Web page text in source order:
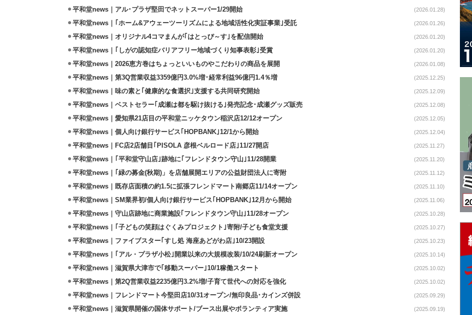
平和堂news｜アル･プラザ堅田でネットスーパー1/29開始 (2026.01.28)
平和堂news｜｢ホーム&アウェーツーリズムによる地域活性化実証事業｣受託 (2026.01.26)
平和堂news｜オリジナル4コマまんが｢はとっぴ～す｣を配信開始 (2026.01.20)
平和堂news｜｢しがの認知症バリアフリー地域づくり知事表彰｣受賞 (2026.01.20)
平和堂news｜2026恵方巻はちょっといいものやこだわりの商品を展開 (2026.01.08)
平和堂news｜第3Q営業収益3359億円3.0%増･経常利益96億円1.4％増 (2025.12.25)
平和堂news｜味の素と｢健康的な食選択｣支援する共同研究開始 (2025.12.09)
平和堂news｜ベストセラー｢成瀬は都を駆け抜ける｣発売記念･成瀬グッズ販売 (2025.12.08)
平和堂news｜愛知県21店目の平和堂ニッケタウン稲沢店12/12オープン (2025.12.05)
平和堂news｜個人向け銀行サービス｢HOPBANK｣12/1から開始 (2025.12.04)
平和堂news｜FC店2店舗目｢PISOLA 彦根ベルロード店｣11/27開店 (2025.11.27)
平和堂news｜｢平和堂守山店｣跡地に｢フレンドタウン守山｣11/28開業 (2025.11.20)
平和堂news｜｢緑の募金(秋期)」を店舗展開エリアの公益財団法人に寄附 (2025.11.12)
平和堂news｜既存店面積の約1.5に拡張フレンドマート南郷店11/14オープン (2025.11.10)
平和堂news｜SM業界初/個人向け銀行サービス｢HOPBANK｣12月から開始 (2025.11.06)
平和堂news｜守山店跡地に商業施設｢フレンドタウン守山｣11/28オープン (2025.10.28)
平和堂news｜｢子どもの笑顔はぐくみプロジェクト｣寄附/子ども食堂支援 (2025.10.27)
平和堂news｜ファイブスター｢すし処 海座あどがわ店｣10/23開設 (2025.10.23)
平和堂news｜｢アル・プラザ小松｣開業以来の大規模改装/10/24刷新オープン (2025.10.14)
平和堂news｜滋賀県大津市で｢移動スーパー｣10/1稼働スタート (2025.10.02)
平和堂news｜第2Q営業収益2235億円3.2%増/子育て世代への対応を強化 (2025.10.02)
平和堂news｜フレンドマート今堅田店10/31オープン/無印良品･カインズ併設 (2025.09.29)
平和堂news｜滋賀県開催の国体サポート/ブース出展やボランティア実施 (2025.09.19)